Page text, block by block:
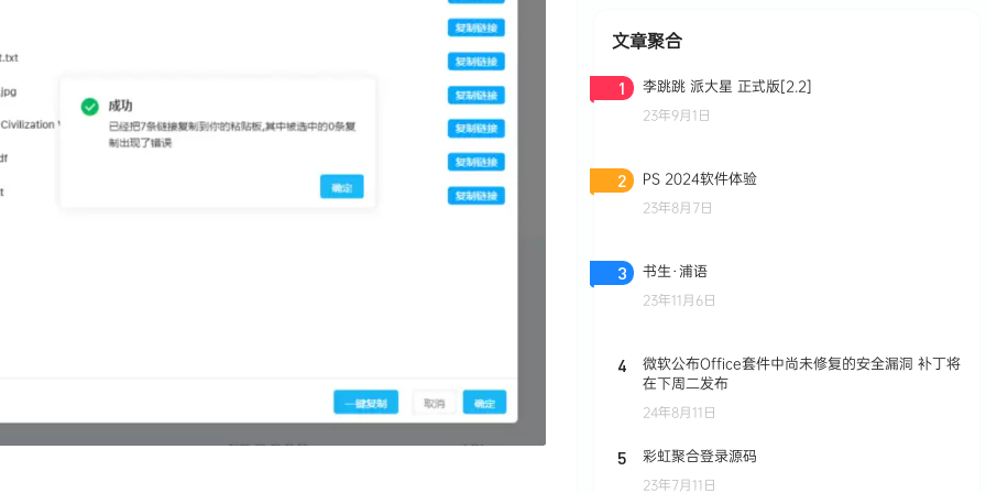
文章聚合
1 李跳跳 派大星 正式版[2.2]
23年9月1日
2 PS 2024软件体验
23年8月7日
3 书生·浦语
23年11月6日
4
微软公布Office套件中尚未修复的安全漏洞 补丁将
在下周二发布
24年8月11日
5 彩虹聚合登录源码
23年7月11日